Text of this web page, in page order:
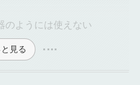
のようには使えない
見る